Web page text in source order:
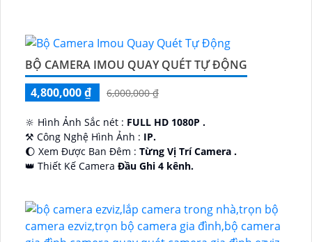
BỘ CAMERA IMOU QUAY QUÉT TỰ ĐỘNG
4,800,000 ₫
6,000,000 ₫
🔆 Hình Ảnh Sắc nét : FULL HD 1080P .
⚒ Công Nghệ Hình Ảnh : IP.
🌔 Xem Được Ban Đêm : Từng Vị Trí Camera .
👑 Thiết Kế Camera Đầu Ghi 4 kênh.